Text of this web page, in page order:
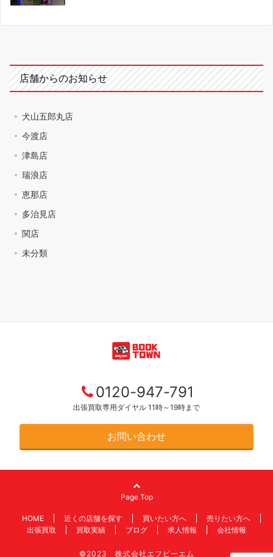
店舗からのお知らせ
犬山五郎丸店
今渡店
津島店
瑞浪店
恵那店
多治見店
関店
未分類
0120-947-791
出張買取専用ダイヤル 11時～19時まで
お問い合わせ
Page Top
HOME 近くの店舗を探す 買いたい方へ
売りたい方へ
出張買取
買取実績 ブログ 求人情報 会社情報
©2023 株式会社エフビーエム